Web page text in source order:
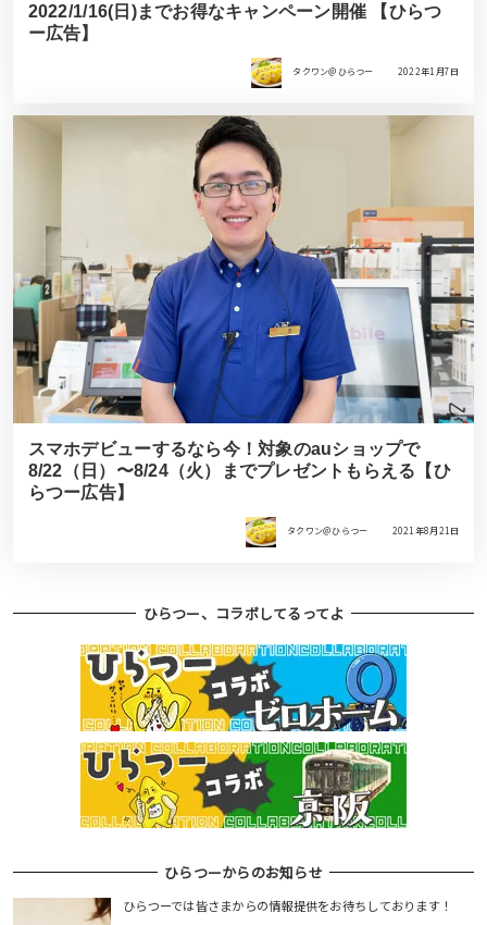
2022/1/16(日)までお得なキャンペーン開催 【ひらつ
ー広告】
タクワン＠ひらつー 2022年1月7日
スマホデビューするなら今！対象のauショップで
8/22（日）〜8/24（火）までプレゼントもらえる【ひ
らつー広告】
タクワン＠ひらつー 2021年8月21日
ひらつー、コラボしてるってよ
ひらつーからのお知らせ
ひらつーでは皆さまからの情報提供をお待ちしております！